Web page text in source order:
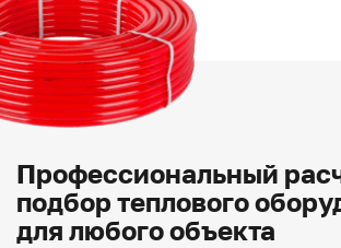
Профессиональный
подбор теплового
для любого объекта